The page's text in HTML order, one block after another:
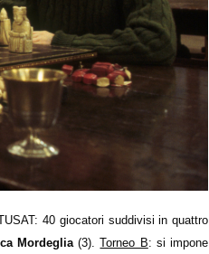
40 giocatori suddivisi in quattro
Mordeglia(3).Torneo B: si impone